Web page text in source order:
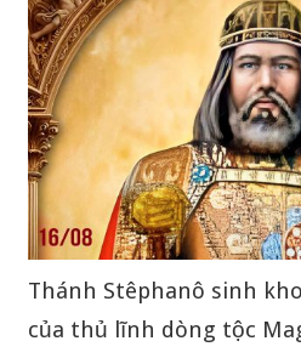
Thánh Stêphanô sinh
của thủ lĩnh dòng tộc